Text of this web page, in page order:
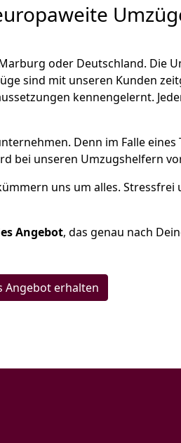
oder Deutschland. Die
sind mit unseren Kunden
kennengelernt.
Denn im Falle
bei unseren Umzugshelfern
uns um alles.
Angebot, das genau nach
Angebot erhalten